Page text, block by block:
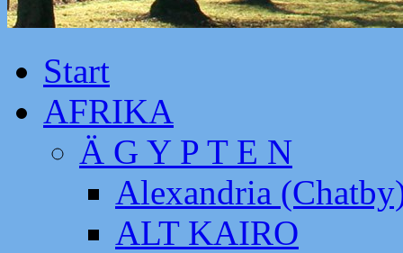
Start
AFRIKA
Ä G Y P T E N
Alexandria
ALT KAIRO